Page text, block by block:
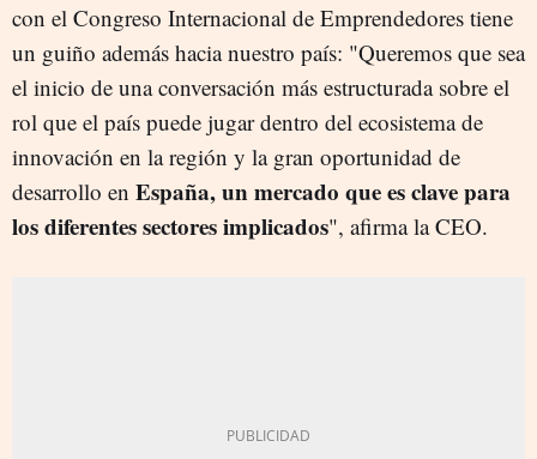
con el Congreso Internacional de Emprendedores tiene
un guiño además hacia nuestro país: "Queremos que sea
el inicio de una conversación más estructurada sobre el
rol que el país puede jugar dentro del ecosistema de
innovación en la región y la gran oportunidad de
desarrollo en España, un mercado que es clave para
los diferentes sectores implicados", afirma la CEO.